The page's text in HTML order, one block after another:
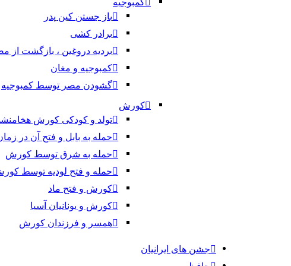
کمبوجیه
باز جستن کین پدر
برادر کشی
بردیه دروغین ، بازگشت از
کمبوجیه و مغان
گشودن مصر توسط کمبوجیه
کورش
تولد و کودکی کورش
حمله به بابل و فتح آن در
حمله به شرق توسط کورش
حمله و فتح لودیه توسط
کورش و فتح ماد
کورش و یونانیان آسیا
همسر و فرزندان کورش
جشن های ایرانیان